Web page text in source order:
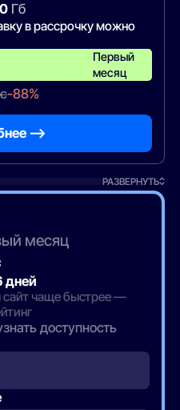
Гб
в рассрочку можно
Первый
месяц
-88%
—>
РАЗВЕРНУТЬ
месяц
дней
сайт чаще быстрее —
доступность